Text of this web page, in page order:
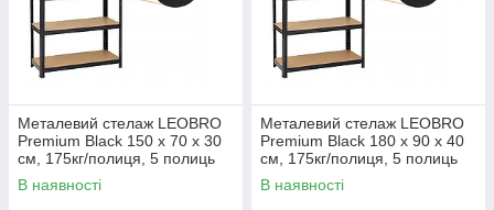
Металевий стелаж LEOBRO
Premium Black 150 х 70 х 30
см, 175кг/полиця, 5 полиць
(LB-R113)
В наявності
Металевий стелаж LEOBRO
Premium Black 180 х 90 х 40
см, 175кг/полиця, 5 полиць
(LB-R115)
В наявності